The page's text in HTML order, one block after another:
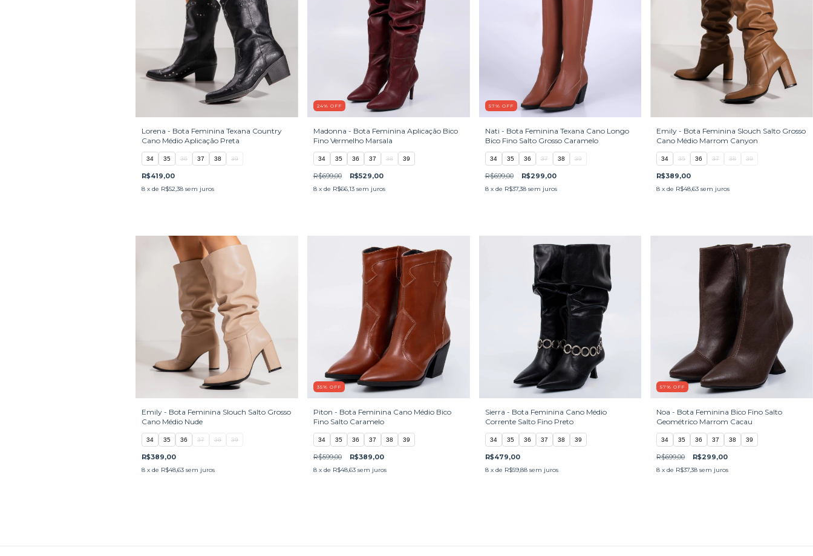
Lorena - Bota Feminina Texana Country
Cano Médio Aplicação Preta
34 35 36 37 38 39
R$419,00
8 x de R$52,38 sem juros
24% OFF
Madonna - Bota Feminina Aplicação Bico
Fino Vermelho Marsala
34 35 36 37 38 39
R$699,00 R$529,00
8 x de R$66,13 sem juros
57% OFF
Nati - Bota Feminina Texana Cano Longo
Bico Fino Salto Grosso Caramelo
34 35 36 37 38 39
R$699,00 R$299,00
8 x de R$37,38 sem juros
Emily - Bota Feminina Slouch Salto Grosso
Cano Médio Marrom Canyon
34 35 36 37 38 39
R$389,00
8 x de R$48,63 sem juros
Emily - Bota Feminina Slouch Salto Grosso
Cano Médio Nude
34 35 36 37 38 39
R$389,00
8 x de R$48,63 sem juros
35% OFF
Piton - Bota Feminina Cano Médio Bico
Fino Salto Caramelo
34 35 36 37 38 39
R$599,00 R$389,00
8 x de R$48,63 sem juros
Sierra - Bota Feminina Cano Médio
Corrente Salto Fino Preto
34 35 36 37 38 39
R$479,00
8 x de R$59,88 sem juros
57%OFF
Noa - Bota Feminina Bico Fino Salto
Geométrico Marrom Cacau
34 35 36 37 38 39
R$699,00 R$299,00
8 x de R$37,38 sem juros